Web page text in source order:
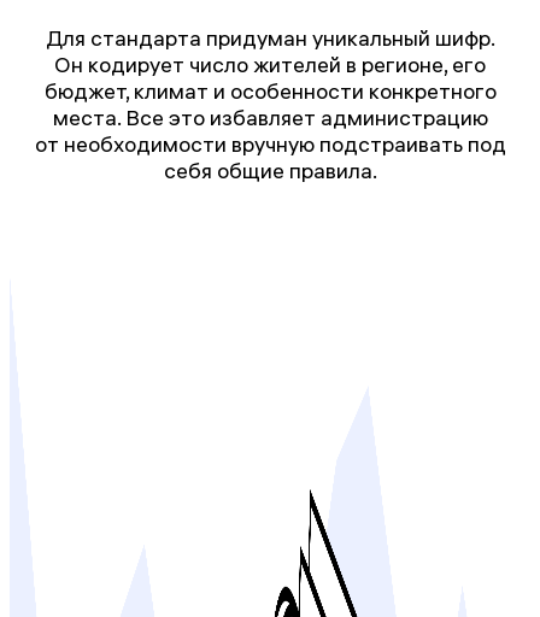
Для стандарта придуман уникальный шифр.
Он кодирует число жителей в регионе, его
бюджет, климат и особенности конкретного
места. Все это избавляет администрацию
от необходимости вручную подстраивать под
себя общие правила.